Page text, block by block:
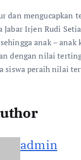
dan mengucapkan
Jabar Irjen Rudi
anak – anak
dengan nilai
siswa peraih nilai
admin